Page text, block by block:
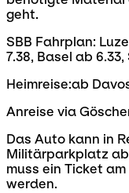
geht.
SBB Fahrplan:
7.38, Basel ab 6.33,
Heimreise:ab
Anreise via
Das Auto kann in
Militärparkplatz
muss ein Ticket
werden.